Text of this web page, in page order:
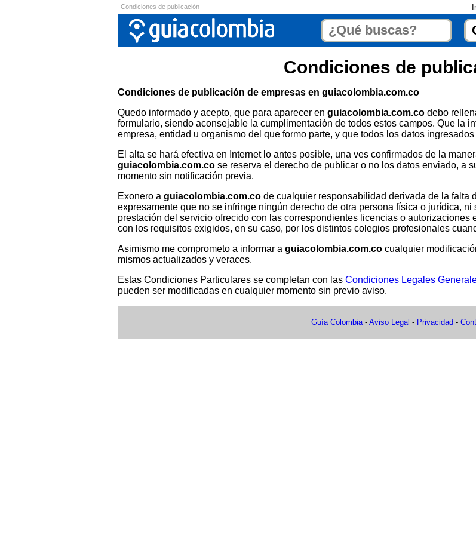
Condiciones de publicación
Condiciones de
Condiciones de publicación de empresas en guiacolombia.com.co
Quedo informado y acepto, que para aparecer en guiacolombia.com.co debo
formulario, siendo aconsejable la cumplimentación de todos estos campos. Que la
empresa, entidad u organismo del que formo parte, y que todos los datos
El alta se hará efectiva en Internet lo antes posible, una ves confirmados de la
guiacolombia.com.co se reserva el derecho de publicar o no los datos enviado, a
momento sin notificación previa.
Exonero a guiacolombia.com.co de cualquier responsabilidad derivada de la falta
expresamente que no se infringe ningún derecho de otra persona física o jurídica,
prestación del servicio ofrecido con las correspondientes licencias o
con los requisitos exigidos, en su caso, por los distintos colegios profesionales
Asimismo me comprometo a informar a guiacolombia.com.co cualquier
mismos actualizados y veraces.
Estas Condiciones Particulares se completan con las Condiciones Legales
pueden ser modificadas en cualquier momento sin previo aviso.
Guía Colombia- Aviso Legal - Privacidad -